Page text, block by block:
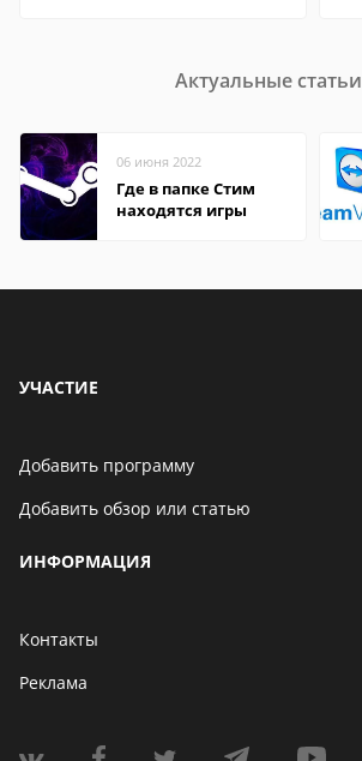
Актуальные статьи
06 июня 2022
Где в папке Стим
находятся игры
УЧАСТИЕ
Добавить программу
Добавить обзор или статью
ИНФОРМАЦИЯ
Контакты
Реклама